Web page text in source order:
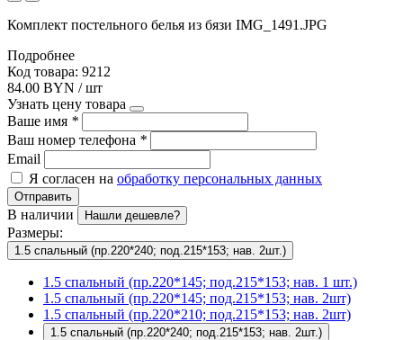
Комплект постельного белья из бязи IMG_1491.JPG
Подробнее
Код товара: 9212
84.00 BYN / шт
Узнать цену товара
Ваше имя *
Ваш номер телефона *
Email
Я согласен на обработку персональных данных
Отправить
В наличии Нашли дешевле?
Размеры:
1.5 спальный (пр.220*240; под.215*153; нав. 2шт.)
1.5 спальный (пр.220*145; под.215*153; нав. 1 шт.)
1.5 спальный (пр.220*145; под.215*153; нав. 2шт)
1.5 спальный (пр.220*210; под.215*153; нав. 2шт)
1.5 спальный (пр.220*240; под.215*153; нав. 2шт.)